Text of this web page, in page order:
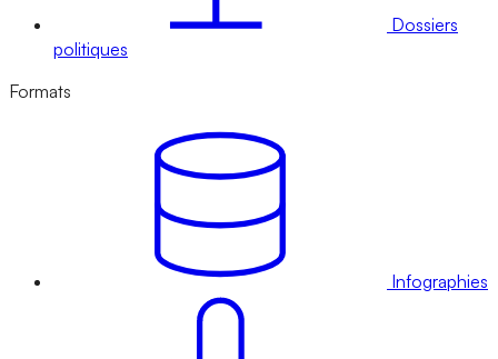
Dossiers
politiques
Formats
Infographies